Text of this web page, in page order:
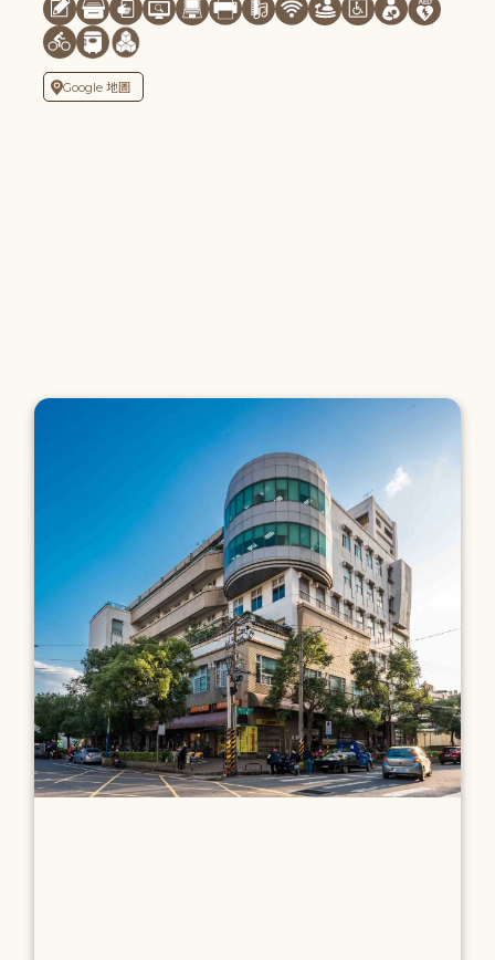
Google 地圖